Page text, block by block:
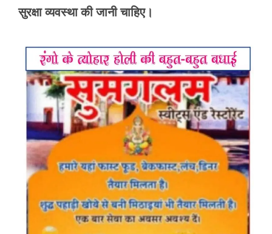
सुरक्षा व्यवस्था की जानी चाहिए।